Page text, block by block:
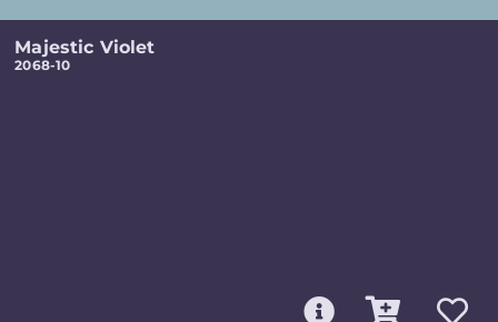
Majestic Violet
2068-10